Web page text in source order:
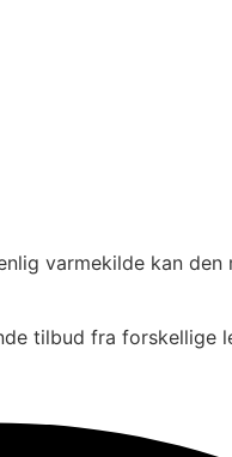
varmekilde kan
tilbud fra forskellige